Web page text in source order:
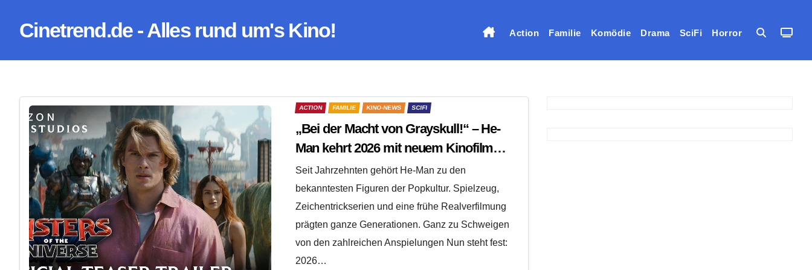
InhaltCinetrend.de - Alles rund um's Kino! Action Familie Komödie Drama SciFi Horror
ACTION FAMILIE KINO-NEWS SCIFI
„Bei der Macht von Grayskull!“ – He-
Man kehrt 2026 mit neuem Kinofilm
zurück
Seit Jahrzehnten gehört He-Man zu den
bekanntesten Figuren der Popkultur. Spielzeug,
Zeichentrickserien und eine frühe Realverfilmung
prägten ganze Generationen. Ganz zu Schweigen
von den zahlreichen Anspielungen Nun steht fest:
2026…